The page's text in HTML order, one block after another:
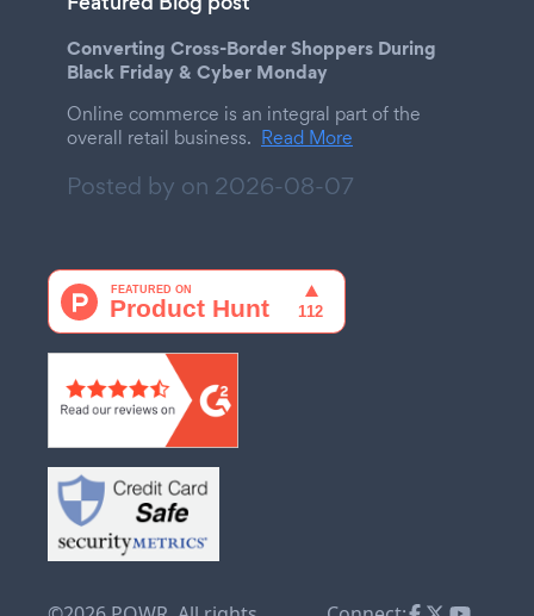
Converting Cross-Border Shoppers During
Black Friday & Cyber Monday
Online commerce is an integral part of the
overall retail business. Read More
Posted by on 2026-08-07